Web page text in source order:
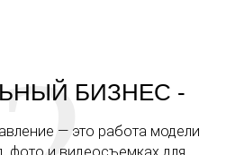
БИЗНЕС -
— это работа модели